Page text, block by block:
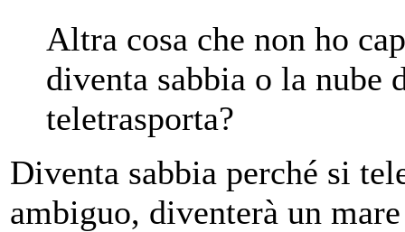
Altra cosa che non ho
diventa sabbia o la nube
teletrasporta?
Diventa sabbia perché si
ambiguo, diventerà un